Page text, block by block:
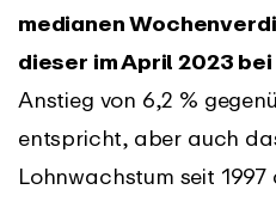
medianen
dieser im April 2023 bei
Anstieg von 6,2 %
entspricht, aber auch
Lohnwachstum seit 1997